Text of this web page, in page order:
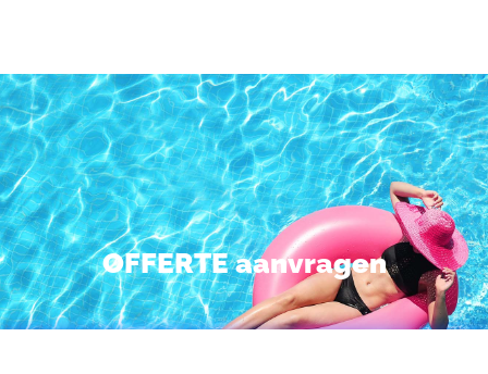
OFFERTE aanvragen